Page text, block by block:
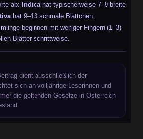
ab: Indica hat typischerweise 7–9 breite
hat 9–13 schmale Blättchen.
beginnen mit weniger Fingern (1–3)
Blätter schrittweise.
dient ausschließlich der
sich an volljährige Leserinnen und
die geltenden Gesetze in Österreich